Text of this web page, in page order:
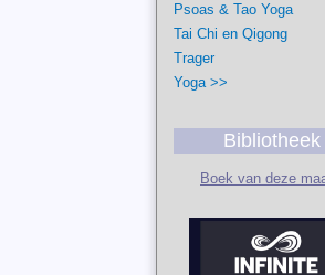
Psoas & Tao Yoga
Tai Chi en Qigong
Trager
Yoga >>
Bibliotheek
Boek van deze